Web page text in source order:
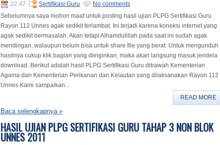
22:47 Sertifikasi Guru
No comments
Sebelumnya saya mohon maaf untuk posting hasil ujian PLPG Sertifikasi Guru
Rayon 112 Unnes agak sedikit terlambat. Ini terjadi karena koneksi internet yang
agak sedikit bermasalah. Akan tetapi Alhamdulillah pada saat ini sudah agak
mendingan, walaupun belum bisa untuk share file yang berat. Untuk mengunduh
hasilnya cukup klik bagian yang diinginkan, maka akan langsung masuk jendela
download. Berikut adalah hasil PLPG Sertifikasi Guru dibawah Kementerian
Agama dan Kementerian Perikanan dan Kelautan yang dilaksanakan Rayon 112
Unnes Kami sampaikan...
READ MORE
Baca selengkapnya »
HASIL UJIAN PLPG SERTIFIKASI GURU TAHAP 3 NON BLOK
UNNES 2011